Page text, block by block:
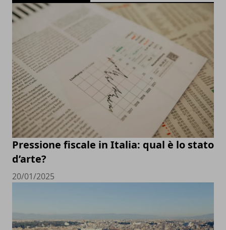
Pressione fiscale in Italia: qual è lo stato
d’arte?
20/01/2025